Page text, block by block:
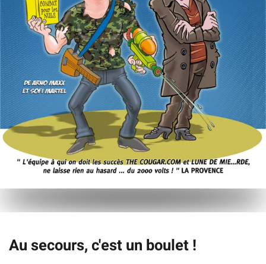
Au secours, c'est un boulet !